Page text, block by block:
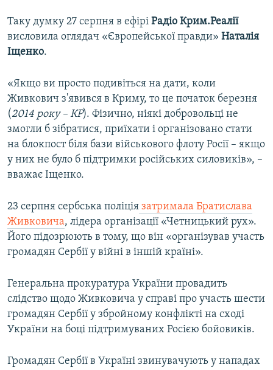
Таку думку 27 серпня в ефірі Радіо Крим.Реалії
висловила оглядач «Європейської правди» Наталія
Іщенко.
«Якщо ви просто подивіться на дати, коли
Живкович з'явився в Криму, то це початок березня
(2014 року – КР). Фізично, ніякі добровольці не
змогли б зібратися, приїхати і організовано стати
на блокпост біля бази військового флоту Росії – якщо
у них не було б підтримки російських силовиків», –
вважає Іщенко.
23 серпня сербська поліція затримала Братислава
Живковича, лідера організації «Четницький рух».
Його підозрюють в тому, що він «організував участь
громадян Сербії у війні в іншій країні».
Генеральна прокуратура України провадить
слідство щодо Живковича у справі про участь шести
громадян Сербії у збройному конфлікті на сході
України на боці підтримуваних Росією бойовиків.
Громадян Сербії в Україні звинувачують у нападах